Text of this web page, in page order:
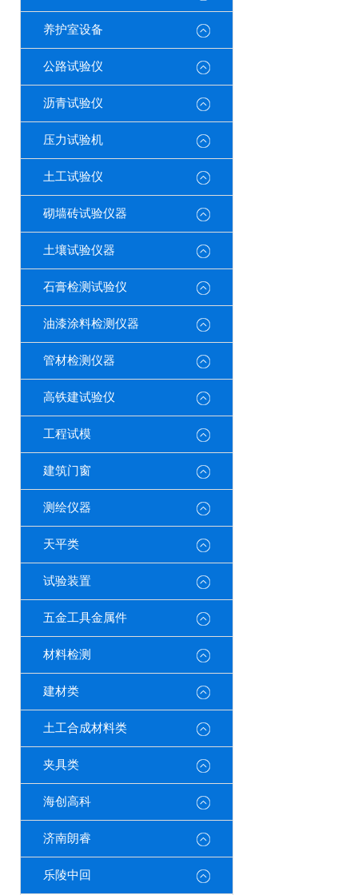
养护室设备
公路试验仪
沥青试验仪
压力试验机
土工试验仪
砌墙砖试验仪器
土壤试验仪器
石膏检测试验仪
油漆涂料检测仪器
管材检测仪器
高铁建试验仪
工程试模
建筑门窗
测绘仪器
天平类
试验装置
五金工具金属件
材料检测
建材类
土工合成材料类
夹具类
海创高科
济南朗睿
乐陵中回